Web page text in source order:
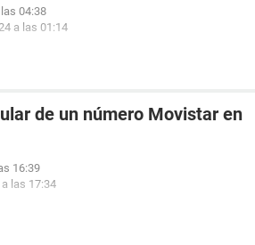
04:38
a las 01:14
de un número Movistar en
16:39
las 17:34